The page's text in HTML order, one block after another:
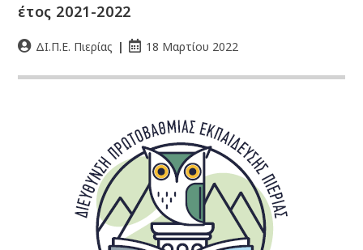
έτος 2021-2022
ΔΙ.Π.Ε. Πιερίας 18 Μαρτίου 2022